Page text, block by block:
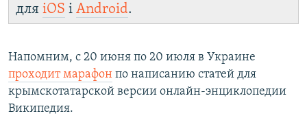
для iOS і Android.
Напомним, с 20 июня по 20 июля в Украине
проходит марафон по написанию статей для
крымскотатарской версии онлайн-энциклопедии
Википедия.